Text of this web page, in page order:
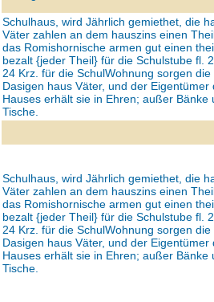
Schulhaus, wird Jährlich gemiethet, die
Väter zahlen an dem hauszins einen
das Romishornische armen gut einen
bezalt {jeder Theil} für die Schulstube fl.
24 Krz. für die SchulWohnung sorgen die
Dasigen haus Väter, und der Eigentümer
Hauses erhält sie in Ehren; außer Bänke
Tische.
Schulhaus, wird Jährlich gemiethet, die
Väter zahlen an dem hauszins einen
das Romishornische armen gut einen
bezalt {jeder Theil} für die Schulstube fl.
24 Krz. für die SchulWohnung sorgen die
Dasigen haus Väter, und der Eigentümer
Hauses erhält sie in Ehren; außer Bänke
Tische.